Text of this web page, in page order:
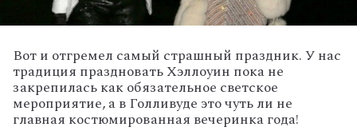
Вот и отгремел самый страшный праздник. У нас
традиция праздновать Хэллоуин пока не
закрепилась как обязательное светское
мероприятие, а в Голливуде это чуть ли не
главная костюмированная вечеринка года!